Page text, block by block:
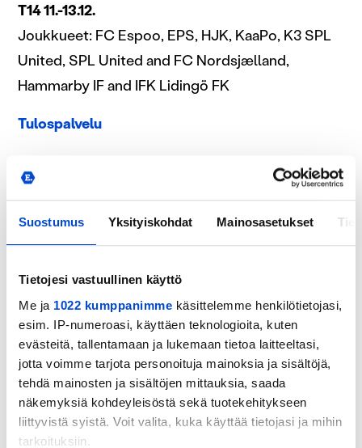
Suostumus Yksityiskohdat Mainosasetukset
Tietojesi vastuullinen käyttö
Me ja 1022 kumppanimme käsittelemme henkilötietojasi,
esim. IP-numeroasi, käyttäen teknologioita, kuten
evästeitä, tallentamaan ja lukemaan tietoa laitteeltasi,
jotta voimme tarjota personoituja mainoksia ja sisältöjä,
tehdä mainosten ja sisältöjen mittauksia, saada
näkemyksiä kohdeyleisöstä sekä tuotekehitykseen
liittyvistä syistä. Voit valita, kuka käyttää tietojasi ja mihin
tarkoituksiin.
T14 11.-13.12.
Joukkueet: FC Espoo, EPS, HJK, KaaPo, K3 SPL
United, SPL United and FC Nordsjælland,
Hammarby IF and IFK Lidingö FK
Tulospalvelu
Kansainväliset tapahtumat Huuhkajaliiga
P12 18.-20.12.
Joukkueet: HJK, Ilves, TPS, PPJ, RCDE, SJK and
Brøndby IF, FC Midtjylland, Hammarby IF &
Shamrock Rovers
Tulospalvelu
P13 20.-22.11.
Joukkueet: FC Honka, Ilves, PPJ, OLS, K3 SPL